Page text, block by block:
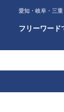
愛知・岐阜・三
フリーワード